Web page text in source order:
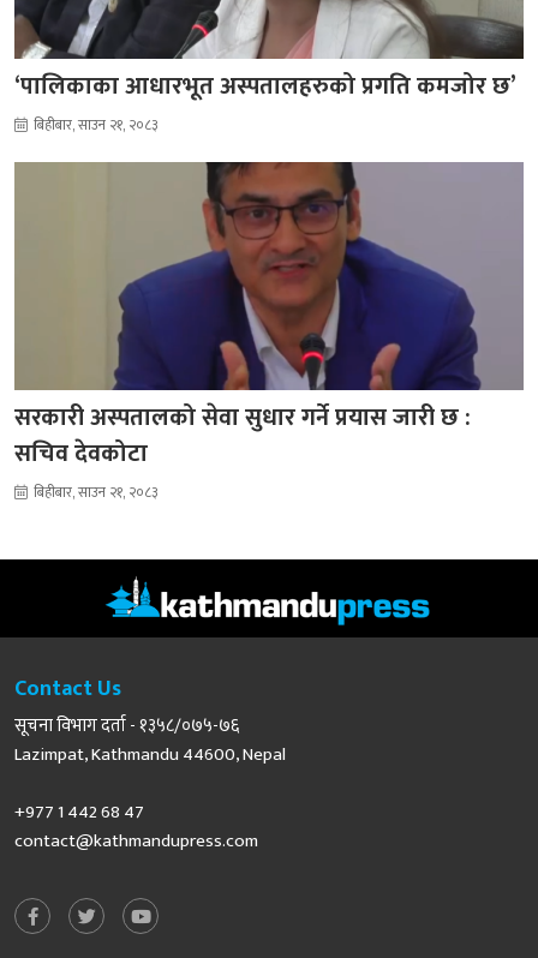
‘पालिकाका आधारभूत अस्पतालहरुको प्रगति कमजोर छ’
बिहीबार, साउन २१, २०८३
सरकारी अस्पतालको सेवा सुधार गर्ने प्रयास जारी छ :
सचिव देवकोटा
बिहीबार, साउन २१, २०८३
Contact Us
सूचना विभाग दर्ता - १३५८/०७५-७६
Lazimpat, Kathmandu 44600, Nepal
+977 1 442 68 47
contact@kathmandupress.com